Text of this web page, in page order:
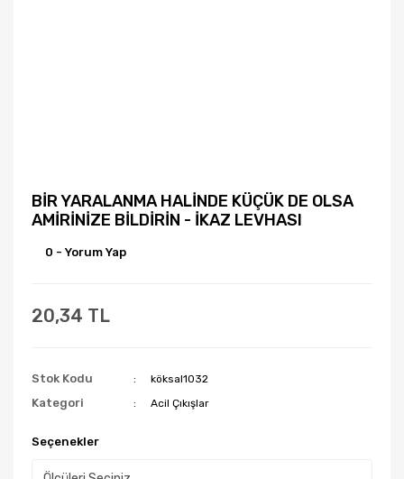
BİR YARALANMA HALİNDE KÜÇÜK DE OLSA
AMİRİNİZE BİLDİRİN - İKAZ LEVHASI
0 - Yorum Yap
20,34 TL
Stok Kodu köksal1032
Kategori Acil Çıkışlar
Seçenekler